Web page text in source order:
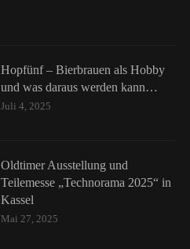
Hopfünf – Bierbrauen als Hobby
und was daraus werden kann…
Juli 4, 2025
Oldtimer Ausstellung und
Teilemesse „Technorama 2025“ in
Kassel
Mai 27, 2025